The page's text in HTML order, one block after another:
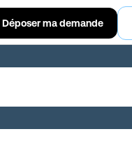
Déposer ma demande